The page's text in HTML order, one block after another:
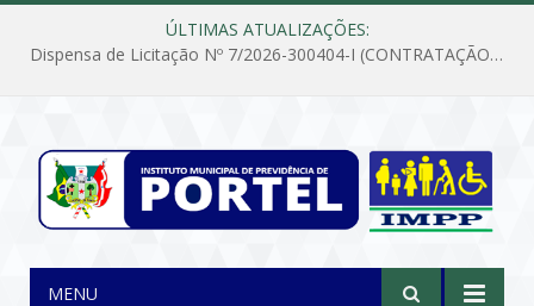
ÚLTIMAS ATUALIZAÇÕES:
Dispensa de Licitação Nº 7/2026-300404-I (CONTRATAÇÃO DE EMPRESA PARA MANUTENÇÃO E REPARAÇÃO DE APARELHOS DE AR CONDICIONADO, EM ATENDIMENTO ÀS NECESSIDADES DO INSTITUTO DE PREVIDÊNCIA MUNICIPAL DE PORTEL/PA)
MENU